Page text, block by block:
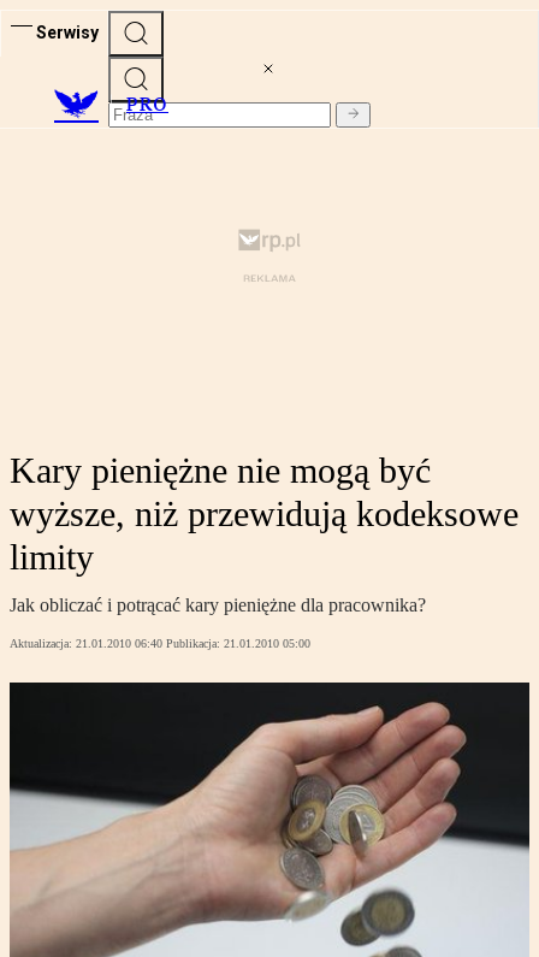
Serwisy
PRO
Kary pieniężne nie mogą być
wyższe, niż przewidują kodeksowe
limity
Jak obliczać i potrącać kary pieniężne dla pracownika?
Aktualizacja: 21.01.2010 06:40 Publikacja: 21.01.2010 05:00